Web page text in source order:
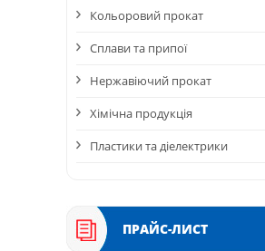
Кольоровий прокат
Сплави та припої
Нержавіючий прокат
Хімічна продукція
Пластики та діелектрики
ПРАЙС-ЛИСТ